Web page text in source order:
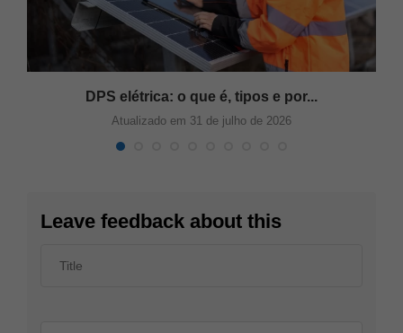
DPS elétrica: o que é, tipos e por...
Atualizado em 31 de julho de 2026
Leave feedback about this